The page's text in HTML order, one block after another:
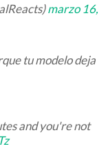
marzo 16,
tu modelo deja
and you're not